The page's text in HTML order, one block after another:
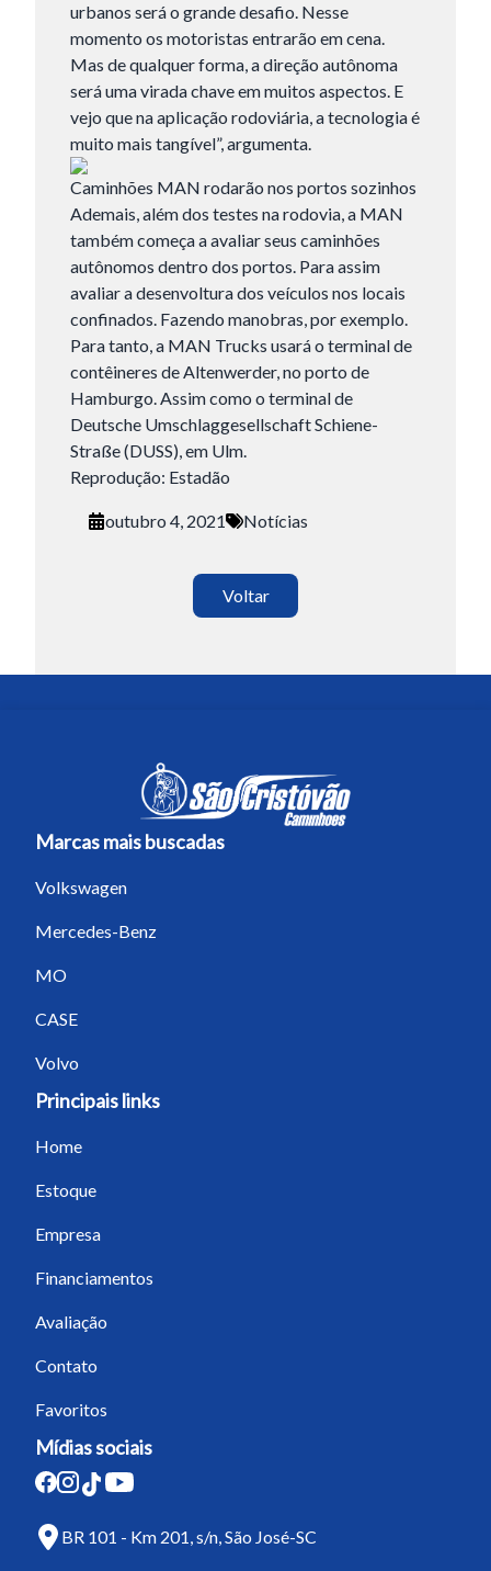
teclado.
Fechar
urbanos será o grande desafio. Nesse
momento os motoristas entrarão em cena.
Mas de qualquer forma, a direção autônoma
será uma virada chave em muitos aspectos. E
vejo que na aplicação rodoviária, a tecnologia é
muito mais tangível”, argumenta.
Caminhões MAN rodarão nos portos sozinhos
Ademais, além dos testes na rodovia, a MAN
também começa a avaliar seus caminhões
autônomos dentro dos portos. Para assim
avaliar a desenvoltura dos veículos nos locais
confinados. Fazendo manobras, por exemplo.
Para tanto, a MAN Trucks usará o terminal de
contêineres de Altenwerder, no porto de
Hamburgo. Assim como o terminal de
Deutsche Umschlaggesellschaft Schiene-
Straße (DUSS), em Ulm.
Reprodução: Estadão
outubro 4, 2021 Notícias
Voltar
Marcas mais buscadas
Volkswagen
Mercedes-Benz
MO
CASE
Volvo
Principais links
Home
Estoque
Empresa
Financiamentos
Avaliação
Contato
Favoritos
Mídias sociais
BR 101 - Km 201, s/n, São José-SC